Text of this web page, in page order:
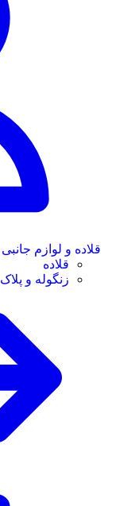
قلاده و لوازم جانبی
قلاده
زنگوله و پلاک